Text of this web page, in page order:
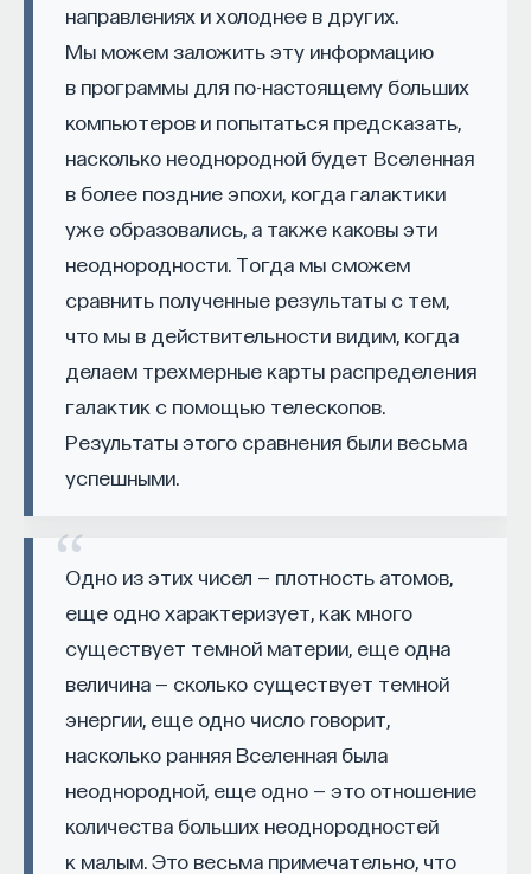
направлениях и холоднее в других.
Мы можем заложить эту информацию
в программы для по-настоящему больших
компьютеров и попытаться предсказать,
насколько неоднородной будет Вселенная
в более поздние эпохи, когда галактики
уже образовались, а также каковы эти
неоднородности. Тогда мы сможем
сравнить полученные результаты с тем,
что мы в действительности видим, когда
делаем трехмерные карты распределения
галактик с помощью телескопов.
Результаты этого сравнения были весьма
успешными.
Одно из этих чисел — плотность атомов,
еще одно характеризует, как много
существует темной материи, еще одна
величина — сколько существует темной
энергии, еще одно число говорит,
насколько ранняя Вселенная была
неоднородной, еще одно — это отношение
количества больших неоднородностей
к малым. Это весьма примечательно, что
воспринимать информацию и логично
и аргументированно доказывать свою точку
зрения.
— Узнаете, как философия отвечает
на основополагающие вопросы человечества: что
такое пространство и что такое время? Что
значит мыслить и что представляет собой наше
сознание? Реальна ли реальность и откуда
мы знаем то, что знаем? Существует ли в мире
— Переосмыслите границы доверия
собственному знанию.
Автор курса:Диана Гаспарян— кандидат
философских наук, профессор Школы философии
и культурологии факультета гуманитарных наук
НИУ ВШЭ.
3/30/2022
НАД МАТЕРИАЛОМ РАБОТАЛИ
ПостНаука